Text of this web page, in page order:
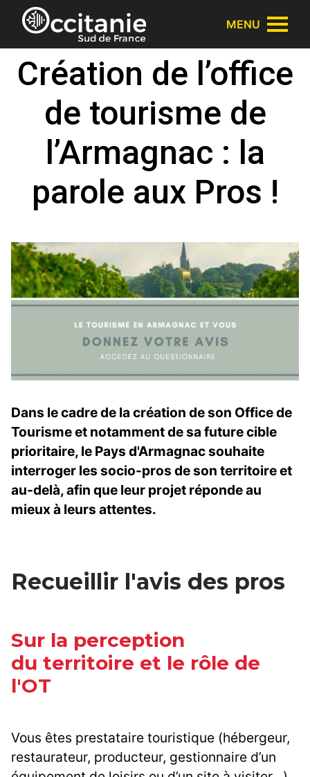
Panneau de gestion des cookies
MENU
Création de l’office
de tourisme de
l’Armagnac : la
parole aux Pros !
Dans le cadre de la création de son Office de
Tourisme et notamment de sa future cible
prioritaire, le Pays d'Armagnac souhaite
interroger les socio-pros de son territoire et
au-delà, afin que leur projet réponde au
mieux à leurs attentes.
Recueillir l'avis des pros
Sur la perception
du territoire et le rôle de
l'OT
Vous êtes prestataire touristique (hébergeur,
restaurateur, producteur, gestionnaire d’un